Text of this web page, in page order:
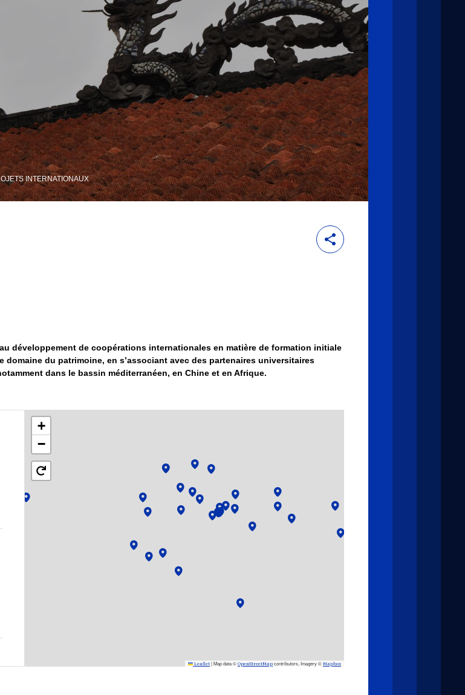
INTERNATIONAUX
développement de coopérations internationales en matière de formation initiale
domaine du patrimoine, en s’associant avec des partenaires universitaires
dans le bassin méditerranéen, en Chine et en Afrique.
+
−
Leaflet |Map data © OpenStreetMapcontributors, Imagery © Mapbox